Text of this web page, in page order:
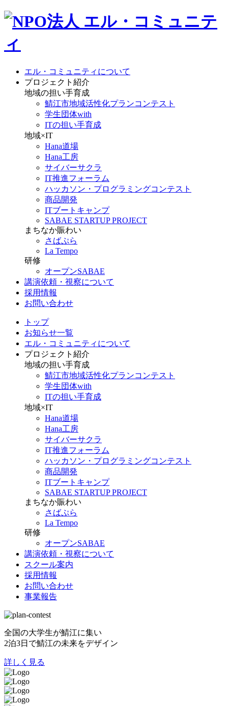
エル・コミュニティについて
プロジェクト紹介
地域の担い手育成
鯖江市地域活性化プランコンテスト
学生団体with
ITの担い手育成
地域×IT
Hana道場
Hana工房
サイバーサクラ
IT推進フォーラム
ハッカソン・プログラミングコンテスト
商品開発
ITブートキャンプ
SABAE STARTUP PROJECT
まちなか賑わい
さばぷら
La Tempo
研修
オープンSABAE
講演依頼・視察について
採用情報
お問い合わせ
トップ
お知らせ一覧
エル・コミュニティについて
プロジェクト紹介
地域の担い手育成
鯖江市地域活性化プランコンテスト
学生団体with
ITの担い手育成
地域×IT
Hana道場
Hana工房
サイバーサクラ
IT推進フォーラム
ハッカソン・プログラミングコンテスト
商品開発
ITブートキャンプ
SABAE STARTUP PROJECT
まちなか賑わい
さばぷら
La Tempo
研修
オープンSABAE
講演依頼・視察について
スクール案内
採用情報
お問い合わせ
事業報告
全国の大学生が鯖江に集い
2泊3日で鯖江の未来をデザイン
詳しく見る